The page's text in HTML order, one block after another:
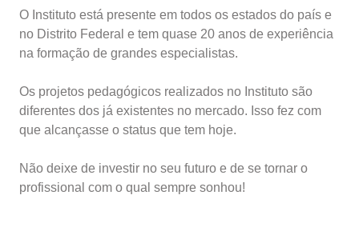
O Instituto está presente em todos os estados do país e
no Distrito Federal e tem quase 20 anos de experiência
na formação de grandes especialistas.
Os projetos pedagógicos realizados no Instituto são
diferentes dos já existentes no mercado. Isso fez com
que alcançasse o status que tem hoje.
Não deixe de investir no seu futuro e de se tornar o
profissional com o qual sempre sonhou!